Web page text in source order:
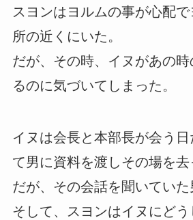
スヨンはヨルムの事が心配
所の近くにいた。
だが、その時、イヌがあの
るのに気づいてしまった。
イヌは会長と本部長が会う
て男に資料を渡しその場を去
だが、その会話を聞いていた
そして、スヨンはイヌにど